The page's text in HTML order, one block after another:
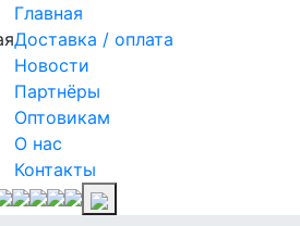
Главная
Доставка / оплата
Новости
Партнёры
Оптовикам
О нас
Контакты